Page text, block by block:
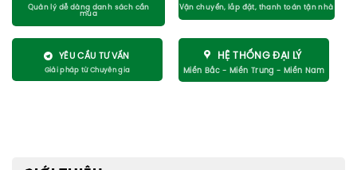
YÊU CẦU TƯ VẤN HỆ THỐNG ĐẠI LÝ